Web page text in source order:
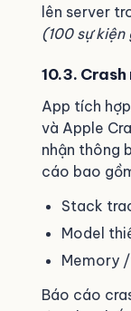
lên server
(100 sự kiện
10.3.
App tích
và Apple
nhận thông
cáo bao
Stack
Model
Memory
Báo cáo